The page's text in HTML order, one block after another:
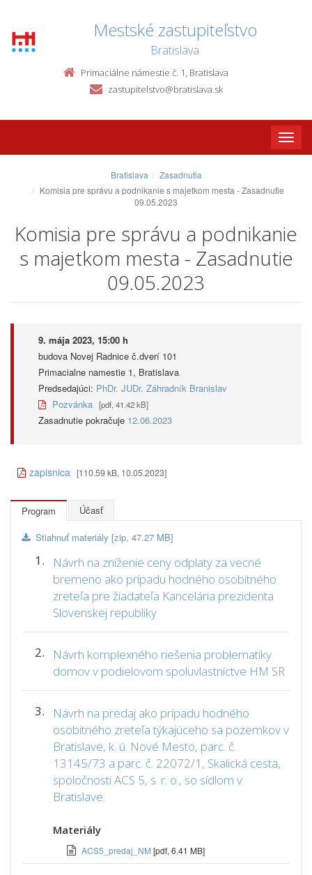
Mestské zastupiteľstvo
Bratislava
Primaciálne námestie č. 1, Bratislava
zastupitelstvo@bratislava.sk
Toggle
Bratislava
Zasadnutia
Komisia pre správu a podnikanie s majetkom mesta - Zasadnutie
09.05.2023
Komisia pre správu a podnikanie
s majetkom mesta - Zasadnutie
09.05.2023
9. mája 2023, 15:00 h
budova Novej Radnice č.dverí 101
Primacialne namestie 1, Bratislava
Predsedajúci: PhDr. JUDr. Záhradník Branislav
Pozvánka [pdf, 41.42 kB]
Zasadnutie pokračuje 12.06.2023
zapisnica [110.59 kB, 10.05.2023]
Program Účasť
Stiahnuť materiály [zip, 47.27 MB]
1.
Návrh na zníženie ceny odplaty za vecné
bremeno ako prípadu hodného osobitného
zreteľa pre žiadateľa Kancelária prezidenta
Slovenskej republiky
2.
Návrh komplexného riešenia problematiky
domov v podielovom spoluvlastníctve HM SR
3.
Návrh na predaj ako prípadu hodného
osobitného zreteľa týkajúceho sa pozemkov v
Bratislave, k. ú. Nové Mesto, parc. č.
13145/73 a parc. č. 22072/1, Skalická cesta,
spoločnosti ACS 5, s. r. o., so sídlom v
Bratislave.
Materiály
ACS5_predaj_NM [pdf, 6.41 MB]